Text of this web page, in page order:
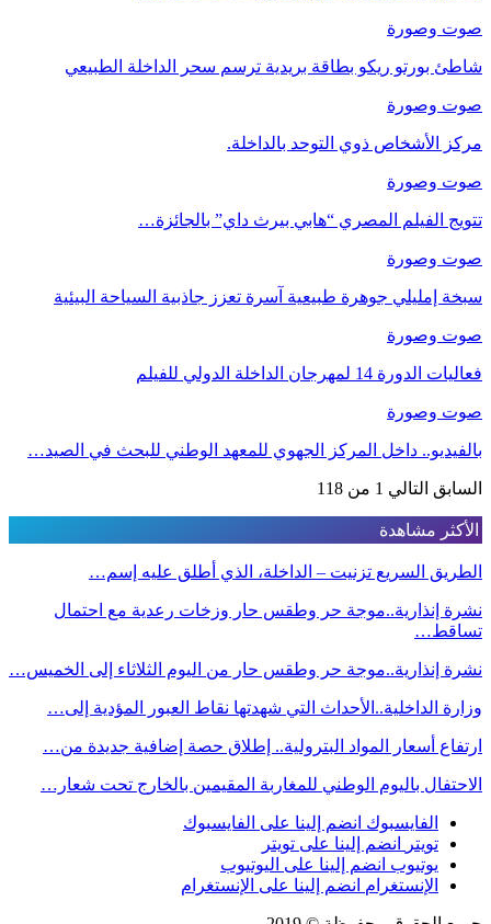
صوت وصورة
شاطئ بورتو ريكو بطاقة بريدية ترسم سحر الداخلة الطبيعي
صوت وصورة
مركز الأشخاص ذوي التوحد بالداخلة.
صوت وصورة
تتويج الفيلم المصري “هابي بيرث داي” بالجائزة…
صوت وصورة
سبخة إمليلي جوهرة طبيعية آسرة تعزز جاذبية السياحة البيئية
صوت وصورة
فعاليات الدورة 14 لمهرجان الداخلة الدولي للفيلم
صوت وصورة
بالفيديو.. داخل المركز الجهوي للمعهد الوطني للبحث في الصيد…
السابق التالي 1 من 118
الأكثر مشاهدة
الطريق السريع تزنيت – الداخلة، الذي أطلق عليه إسم…
نشرة إنذارية..موجة حر وطقس حار وزخات رعدية مع احتمال
تساقط…
نشرة إنذارية..موجة حر وطقس حار من اليوم الثلاثاء إلى الخميس…
وزارة الداخلية..الأحداث التي شهدتها نقاط العبور المؤدية إلى…
ارتفاع أسعار المواد البترولية.. إطلاق حصة إضافية جديدة من…
الاحتفال باليوم الوطني للمغاربة المقيمين بالخارج تحت شعار…
الفايسبوك انضم إلينا على الفايسبوك
تويتر
انضم إلينا على تويتر
يوتيوب انضم إلينا على اليوتيوب
الإنستغرام انضم إلينا على الإنستغرام